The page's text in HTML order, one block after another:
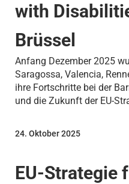
with
Brüssel
Anfang Dezember 2025
Saragossa, Valencia,
ihre Fortschritte bei der
und die Zukunft der EU-
EU-Strategie
24. Oktober 2025